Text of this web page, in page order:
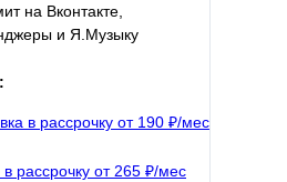
на Вконтакте,
и Я.Музыку
в рассрочку от 190 ₽/мес
в рассрочку от 265 ₽/мес